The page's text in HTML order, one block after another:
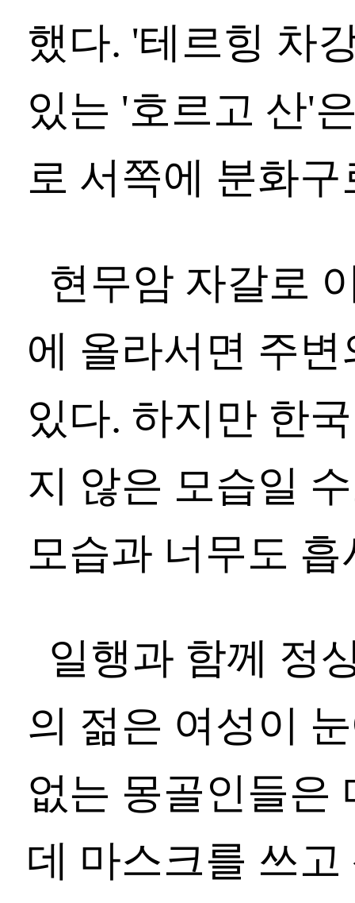
했다. '테르힝 차
있는 '호르고 산'
로 서쪽에 분화
현무암 자갈로
에 올라서면 주
있다. 하지만 한
지 않은 모습일
모습과 너무도
일행과 함께 정
의 젊은 여성이
없는 몽골인들은
데 마스크를 쓰